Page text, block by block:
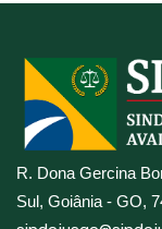
R. Dona Gercina
Sul, Goiânia - GO,